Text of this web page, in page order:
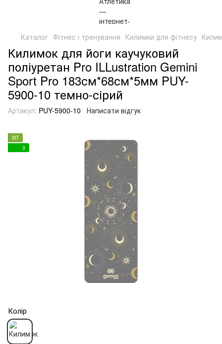
Каталог Фітнес і тренування Килимки для фітнесу
Килимок для йоги каучуковий
поліуретан Pro ILLustration Gemini
Sport Pro 183см*68см*5мм PUY-
5900-10 темно-сірий
Артикул: PUY-5900-10 Написати відгук
ХІТ
3
Колір